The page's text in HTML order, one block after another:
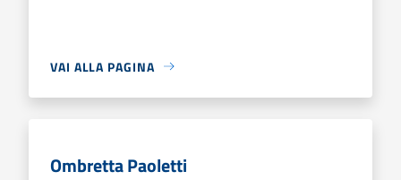
VAI ALLA PAGINA
Ombretta Paoletti